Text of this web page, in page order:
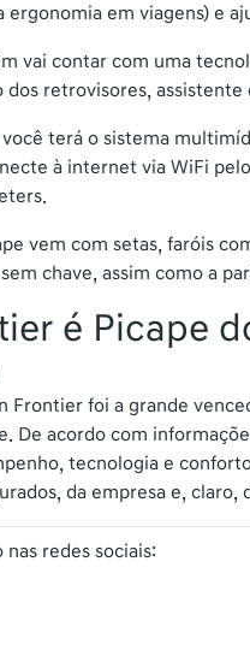
ergonomia em viagens) e
vai contar com uma
retrovisores,
terá o sistema
à internet via WiFi
vem com setas, faróis
chave, assim como a
é Picape
Frontier foi a grande
De acordo com
tecnologia e
da empresa e, claro,
redes sociais: